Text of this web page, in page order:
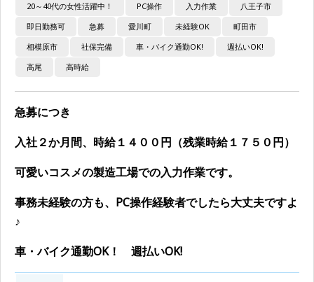
20～40代の女性活躍中！ PC操作 入力作業
八王子市
即日勤務可
急募 愛川町 未経験OK
町田市
相模原市
社保完備 車・バイク通勤OK!
週払いOK!
高尾
高時給
急募につき
入社２か月間、時給１４００円（残業時給１７５０円）
可愛いコスメの製造工場での入力作業です。
事務未経験の方も、PC操作経験者でしたら大丈夫ですよ
♪
車・バイク通勤OK！ 週払いOK!